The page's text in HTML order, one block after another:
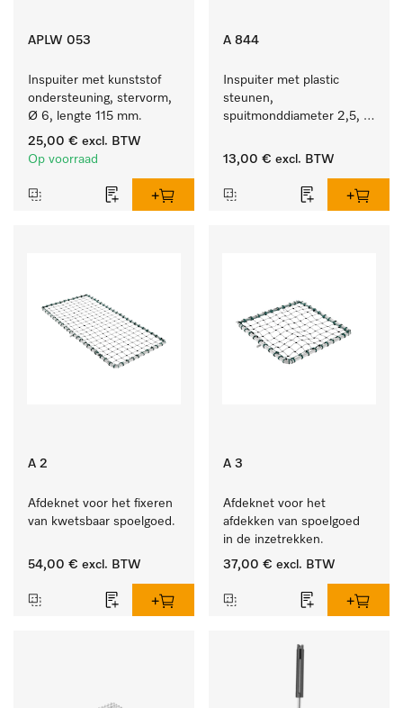
APLW 053
Inspuiter met kunststof
ondersteuning, stervorm,
Ø 6, lengte 115 mm.
25,00 € excl. BTW
Op voorraad
A 844
Inspuiter met plastic
steunen,
spuitmonddiameter 2,5,
13,00 € excl. BTW
A 2
Afdeknet voor het fixeren
van kwetsbaar spoelgoed.
54,00 € excl. BTW
A 3
Afdeknet voor het
afdekken van spoelgoed
in de inzetrekken.
37,00 € excl. BTW